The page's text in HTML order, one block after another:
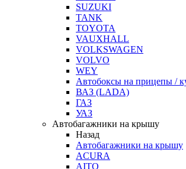
SUZUKI
TANK
TOYOTA
VAUXHALL
VOLKSWAGEN
VOLVO
WEY
Автобоксы на прицепы /
ВАЗ (LADA)
ГАЗ
УАЗ
Автобагажники на крышу
Назад
Автобагажники на крышу
ACURA
AITO